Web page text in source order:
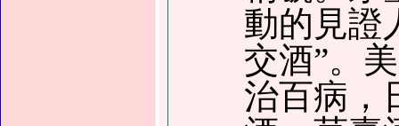
動的見證
交酒”。
治百病，